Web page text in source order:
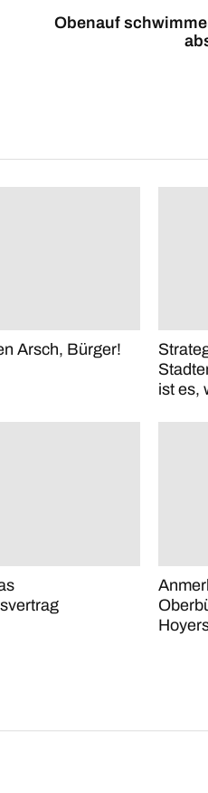
Obenauf
Arsch, Bürger!
ist es,